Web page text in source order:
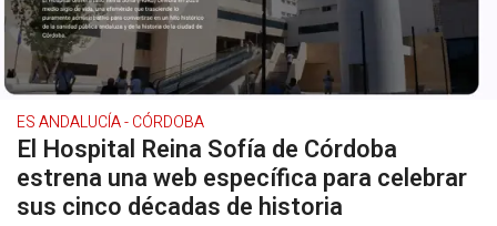
ES ANDALUCÍA - CÓRDOBA
El Hospital Reina Sofía de Córdoba
estrena una web específica para celebrar
sus cinco décadas de historia